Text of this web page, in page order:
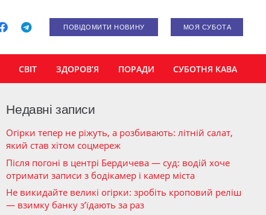
ПОВІДОМИТИ НОВИНУ МОЯ СУБОТА
СВІТ ЗДОРОВ’Я ПОРАДИ СУБОТНЯ КАВА
Недавні записи
Огірки тепер не ріжуть, а розбивають: літній салат,
який став хітом соцмереж
Після погоні в центрі Бердичева — суд: водій хоче
отримати записи з бодікамер і камер міста
Не викидайте великі огірки: зробіть кроповий реліш
— взимку банку з’їдають за раз